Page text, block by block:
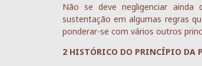
Não se deve negligenciar
sustentação em algumas regras
ponderar-se com vários outros
2 HISTÓRICO DO PRINCÍPIO DA